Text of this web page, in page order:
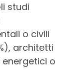
studi
o civili
architetti
o